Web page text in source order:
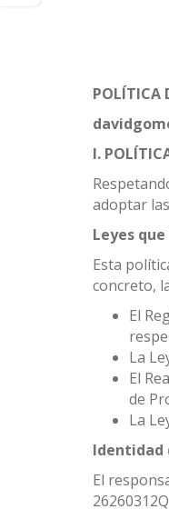
POLÍTICA
I.
adoptar
Leyes
Esta
concreto,
El
La
El
de
La
Identidad
El